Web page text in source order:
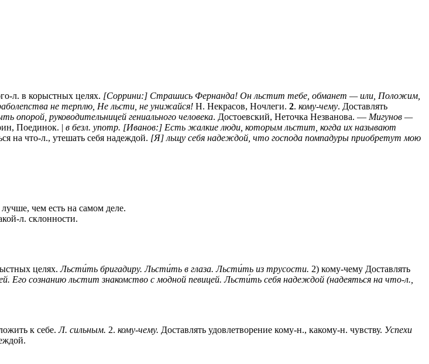
л. в корыстных целях. [Соррини:] Страшись Фернанда! Он льстит тебе, обманет — или, Положим,
не терплю, Не льсти, не унижайся! Н. Некрасов, Ночлеги. 2. кому-чему. Доставлять
опорой, руководительницей гениального человека. Достоевский, Неточка Незванова. — Мигунов —
Поединок. | в безл. употр. [Иванов:] Есть жалкие люди, которым льстит, когда их называют
на что-л., утешать себя надеждой. [Я] льщу себя надеждой, что господа помпадуры приобретут мою
чем есть на самом деле.
л. склонности.
целях.Льсти́ть бригадиру. Льсти́ть в глаза. Льсти́ть из трусости. 2) кому-чему Доставлять
Его сознанию льстит знакомство с модной певицей. Льсти́ть себя надеждой (надеяться на что-л.,
к себе.Л. сильным. 2. кому-чему. Доставлять удовлетворение кому-н., какому-н. чувству. Успехи